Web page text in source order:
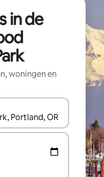
in de
woningen en
zijn, maak je een keuze